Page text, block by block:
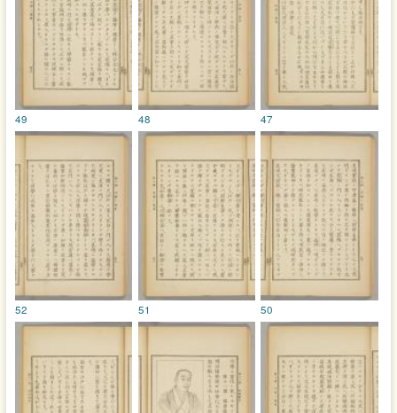
47
48
49
50
51
52